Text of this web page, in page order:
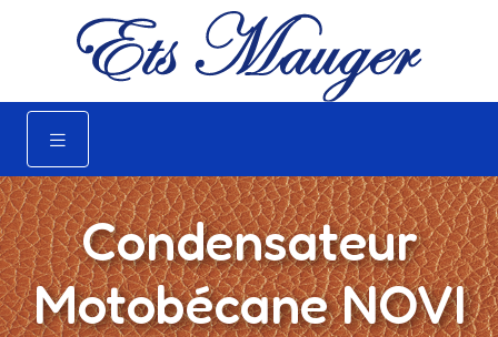
Condensateur
Motobécane NOVI